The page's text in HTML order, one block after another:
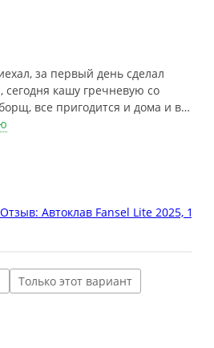
за первый день сделал
все пригодится и дома и в
Только этот вариант